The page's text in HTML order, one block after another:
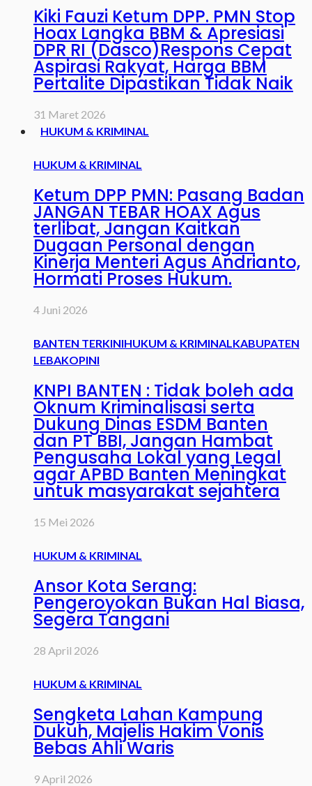
Kiki Fauzi Ketum DPP. PMN Stop
Hoax Langka BBM & Apresiasi
DPR RI (Dasco)Respons Cepat
Aspirasi Rakyat, Harga BBM
Pertalite Dipastikan Tidak Naik
31 Maret 2026
HUKUM & KRIMINAL
HUKUM & KRIMINAL
Ketum DPP PMN: Pasang Badan
JANGAN TEBAR HOAX Agus
terlibat, Jangan Kaitkan
Dugaan Personal dengan
Kinerja Menteri Agus Andrianto,
Hormati Proses Hukum.
4 Juni 2026
BANTEN TERKINIHUKUM & KRIMINALKABUPATEN
LEBAKOPINI
KNPI BANTEN : Tidak boleh ada
Oknum Kriminalisasi serta
Dukung Dinas ESDM Banten
dan PT BBI, Jangan Hambat
Pengusaha Lokal yang Legal
agar APBD Banten Meningkat
untuk masyarakat sejahtera
15 Mei 2026
HUKUM & KRIMINAL
Ansor Kota Serang:
Pengeroyokan Bukan Hal Biasa,
Segera Tangani
28 April 2026
HUKUM & KRIMINAL
Sengketa Lahan Kampung
Dukuh, Majelis Hakim Vonis
Bebas Ahli Waris
9 April 2026